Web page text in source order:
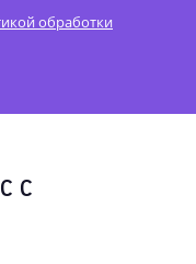
обработки
с